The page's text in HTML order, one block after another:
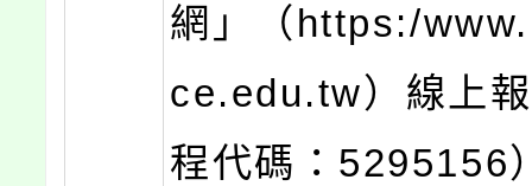
網」（https:/
ce.edu.tw）線上
程代碼：5295156